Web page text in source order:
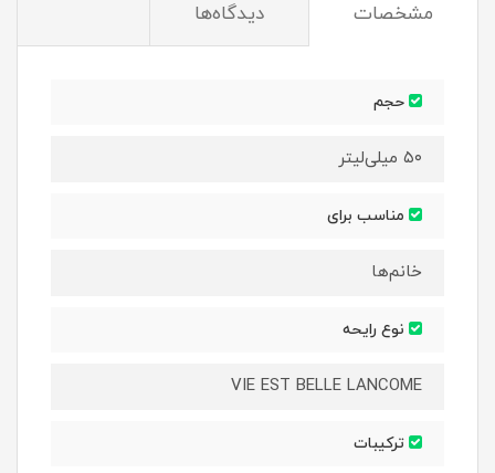
مشخصات دیدگاه‌ها
حجم
۵۰ میلی‌لیتر
مناسب برای
خانم‌ها
نوع رایحه
VIE EST BELLE LANCOME
ترکیبات